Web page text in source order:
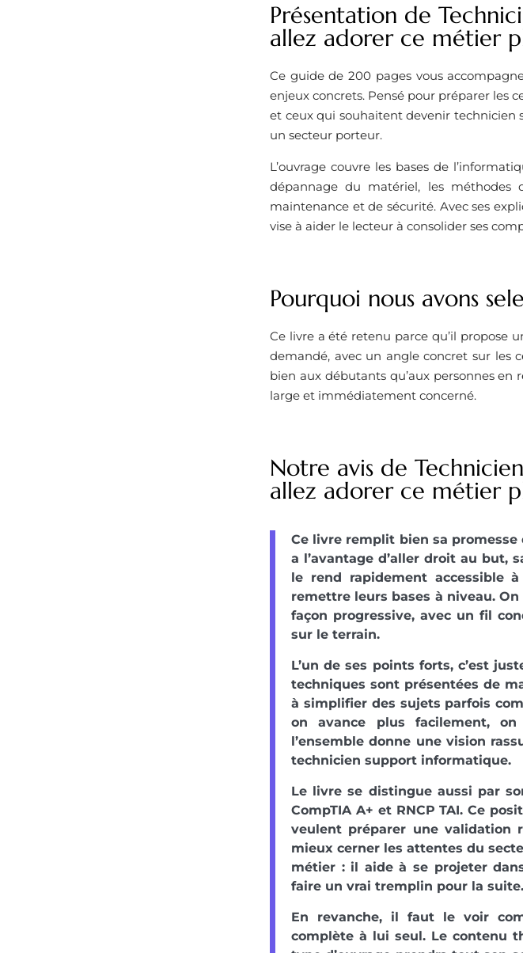
Présentation de
allez adorer ce métier
Ce guide de 200 pages vous
enjeux concrets. Pensé pour préparer les
et ceux qui souhaitent devenir
un secteur porteur.
L’ouvrage couvre les bases de
dépannage du matériel, les méthodes
maintenance et de sécurité. Avec ses
vise à aider le lecteur à consolider ses
Pourquoi nous avons
Ce livre a été retenu parce qu’il propose
demandé, avec un angle concret sur les
bien aux débutants qu’aux personnes
large et immédiatement concerné.
Notre avis de
allez adorer ce métier
Ce livre remplit bien sa promesse
a l’avantage d’aller droit au but,
le rend rapidement accessible
remettre leurs bases à niveau.
façon progressive, avec un fil
sur le terrain.
L’un de ses points forts, c’est
techniques sont présentées de
à simplifier des sujets parfois
on avance plus facilement,
l’ensemble donne une vision
technicien support informatique.
Le livre se distingue aussi par
CompTIA A+ et RNCP TAI. Ce
veulent préparer une validation
mieux cerner les attentes du
métier : il aide à se projeter
faire un vrai tremplin pour la suite.
En revanche, il faut le voir
complète à lui seul. Le contenu